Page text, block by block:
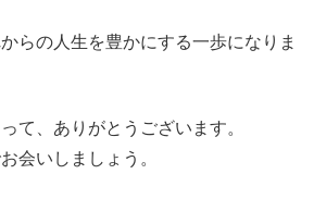
らの人生を豊かにする一歩になりま
て、ありがとうございます。
会いしましょう。